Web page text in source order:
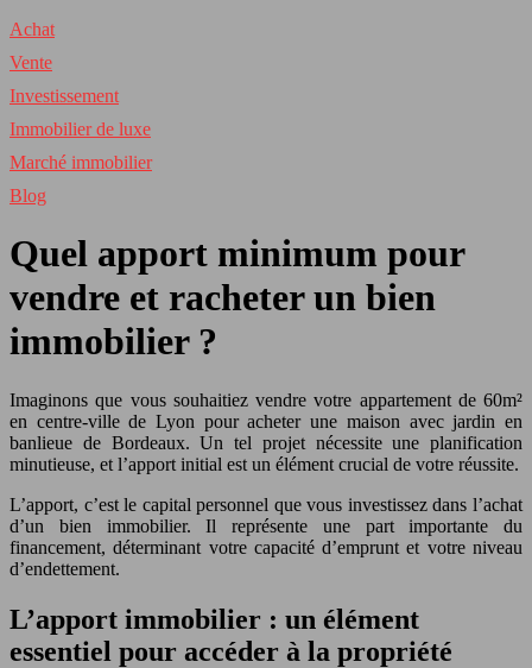
Achat
Vente
Investissement
Immobilier de luxe
Marché immobilier
Blog
Quel apport minimum pour
vendre et racheter un bien
immobilier ?
Imaginons que vous souhaitiez vendre votre appartement de 60m²
en centre-ville de Lyon pour acheter une maison avec jardin en
banlieue de Bordeaux. Un tel projet nécessite une planification
minutieuse, et l’apport initial est un élément crucial de votre réussite.
L’apport, c’est le capital personnel que vous investissez dans l’achat
d’un bien immobilier. Il représente une part importante du
financement, déterminant votre capacité d’emprunt et votre niveau
d’endettement.
L’apport immobilier : un élément
essentiel pour accéder à la propriété